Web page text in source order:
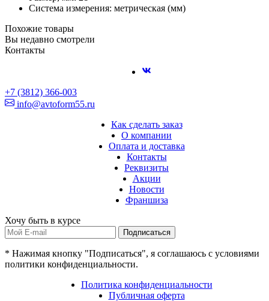
Система измерения: метрическая (мм)
Похожие товары
Вы недавно смотрели
Контакты
+7 (3812) 366-003
info@avtoform55.ru
Как сделать заказ
О компании
Оплата и доставка
Контакты
Реквизиты
Акции
Новости
Франшиза
Хочу быть в курсе
Подписаться
* Нажимая кнопку "Подписаться", я соглашаюсь с условиями
политики конфиденциальности.
Политика конфиденциальности
Публичная оферта